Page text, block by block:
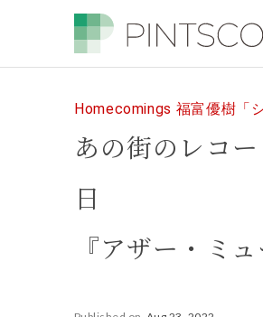
Homecomings 福富優樹「
あの街のレコ
日
『アザー・ミュ